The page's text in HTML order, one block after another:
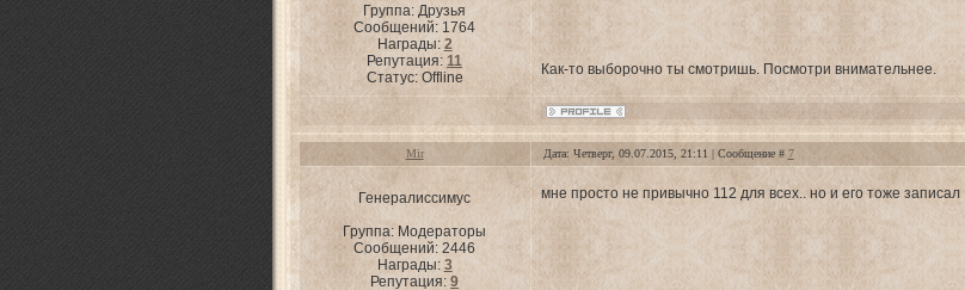
Группа: Друзья
Сообщений: 1764
Награды: 2
Репутация:11
Статус: Offline Как-то выборочно ты смотришь. Посмотри внимательнее.
Mir Дата: Четверг, 09.07.2015, 21:11 | Сообщение # 7
Генералиссимус
Группа: Модераторы
Сообщений:2446
Награды: 3
Репутация:9
мне просто не привычно 112 для всех.. но и его тоже записал